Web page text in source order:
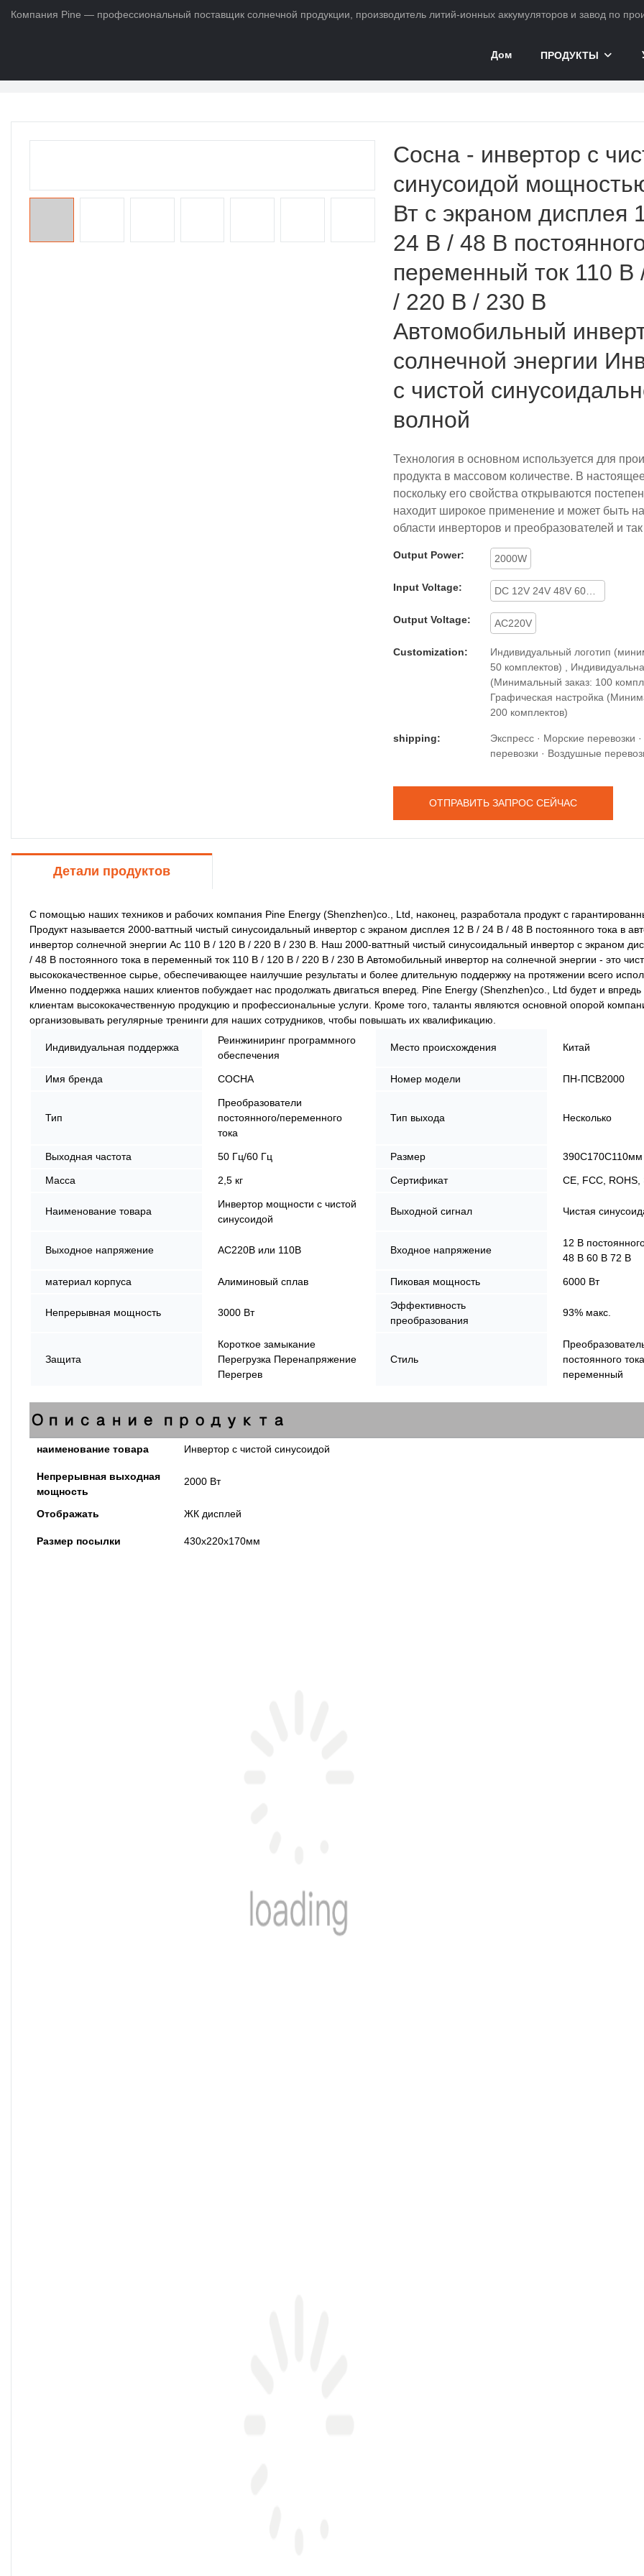
Компания Pine — профессиональный поставщик солнечной продукции, производитель литий-ионных аккумуляторов и завод по
Дом ПРОДУКТЫ
Сосна - инвертор с
синусоидой
Вт с экраном дисплея
24 В / 48 В
переменный ток 110 В
/ 220 В / 230 В
Автомобильный
солнечной энергии
с чистой
волной
Технология в основном используется для
продукта в массовом количестве. В
поскольку его свойства открываются
находит широкое применение и может быть
области инверторов и преобразователей и
Output Power: 2000W
Input Voltage:
Output Voltage: AC220V
Customization:
Индивидуальный логотип
50 комплектов) ,
(Минимальный заказ: 100
Графическая настройка
200 комплектов)
shipping:
Экспресс · Морские перевозки
перевозки · Воздушные
ОТПРАВИТЬ ЗАПРОС СЕЙЧАС
Детали продуктов
С помощью наших техников и рабочих компания Pine Energy (Shenzhen)co., Ltd, наконец, разработала продукт с
Продукт называется 2000-ваттный чистый синусоидальный инвертор с экраном дисплея 12 В / 24 В / 48 В постоянного тока в
инвертор солнечной энергии Ac 110 В / 120 В / 220 В / 230 В. Наш 2000-ваттный чистый синусоидальный инвертор с экраном
/ 48 В постоянного тока в переменный ток 110 В / 120 В / 220 В / 230 В Автомобильный инвертор на солнечной энергии - это
высококачественное сырье, обеспечивающее наилучшие результаты и более длительную поддержку на протяжении всего
Именно поддержка наших клиентов побуждает нас продолжать двигаться вперед. Pine Energy (Shenzhen)co., Ltd будет и впредь
клиентам высококачественную продукцию и профессиональные услуги. Кроме того, таланты являются основной опорой
организовывать регулярные тренинги для наших сотрудников, чтобы повышать их квалификацию.
Индивидуальная поддержка
Реинжиниринг программного
обеспечения
Место происхождения Китай
Имя бренда СОСНА Номер модели ПН-ПСВ2000
Тип
Преобразователи
постоянного/переменного
тока
Тип выхода Несколько
Выходная частота 50 Гц/60 Гц Размер 390С170С110мм
Масса 2,5 кг Сертификат CE, FCC,
Наименование товара
Инвертор мощности с чистой
синусоидой
Выходной сигнал Чистая
Выходное напряжение AC220В или 110В Входное напряжение
12 В
48 В 60 В 72 В
материал корпуса Алиминовый сплав Пиковая мощность 6000 Вт
Непрерывная мощность 3000 Вт
Эффективность
преобразования
93% макс.
Защита
Короткое замыкание
Перегрузка Перенапряжение
Перегрев
Стиль
постоянного
переменный
Описание продукта
наименование товара Инвертор с чистой синусоидой
Непрерывная выходная
мощность
2000 Вт
Отображать ЖК дисплей
Размер посылки 430x220x170мм